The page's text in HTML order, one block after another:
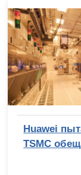
Huawei
TSMC